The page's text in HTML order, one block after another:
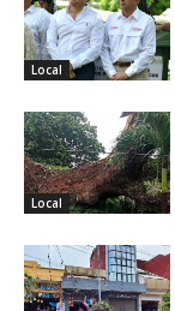
Local
Local